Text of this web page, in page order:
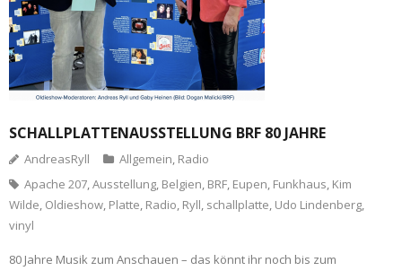
SCHALLPLATTENAUSSTELLUNG BRF 80 JAHRE
AndreasRyll Allgemein, Radio
Apache 207,Ausstellung, Belgien, BRF, Eupen, Funkhaus, Kim
Wilde, Oldieshow, Platte, Radio, Ryll, schallplatte, Udo Lindenberg,
vinyl
80 Jahre Musik zum Anschauen – das könnt ihr noch bis zum